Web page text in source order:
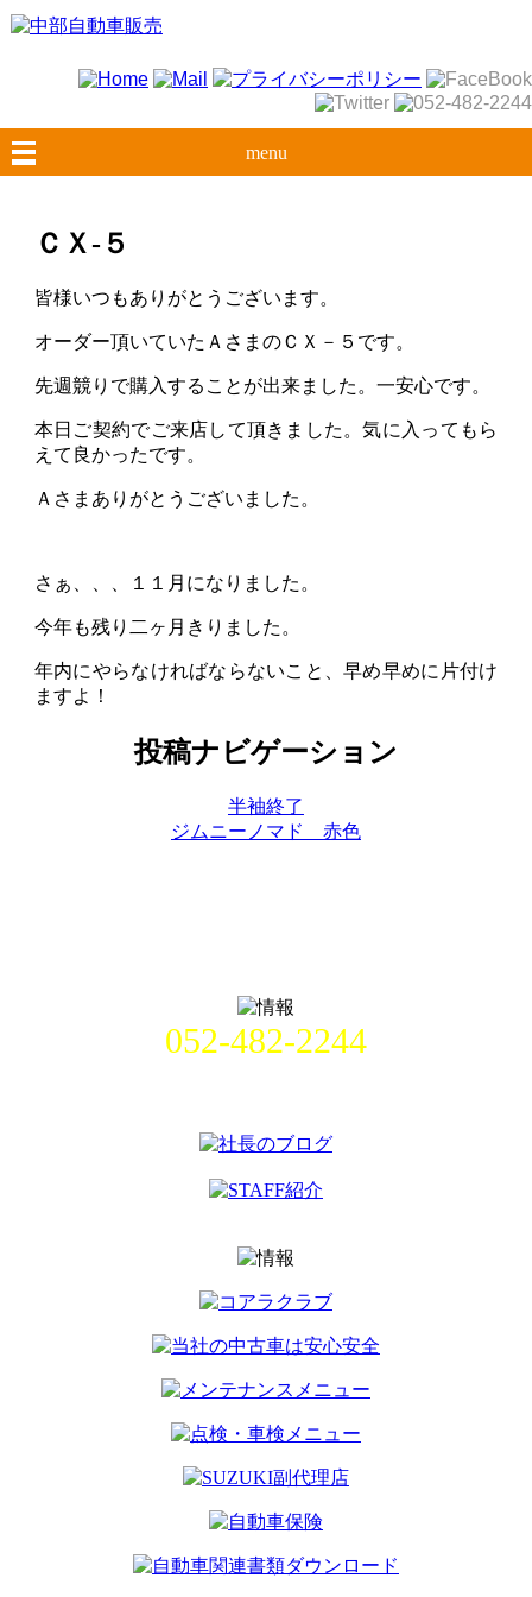
menu
ＣＸ-５
皆様いつもありがとうございます。
オーダー頂いていたＡさまのＣＸ－５です。
先週競りで購入することが出来ました。一安心です。
本日ご契約でご来店して頂きました。気に入ってもら
えて良かったです。
Ａさまありがとうございました。
さぁ、、、１１月になりました。
今年も残り二ヶ月きりました。
年内にやらなければならないこと、早め早めに片付け
ますよ！
投稿ナビゲーション
半袖終了
ジムニーノマド 赤色
052-482-2244